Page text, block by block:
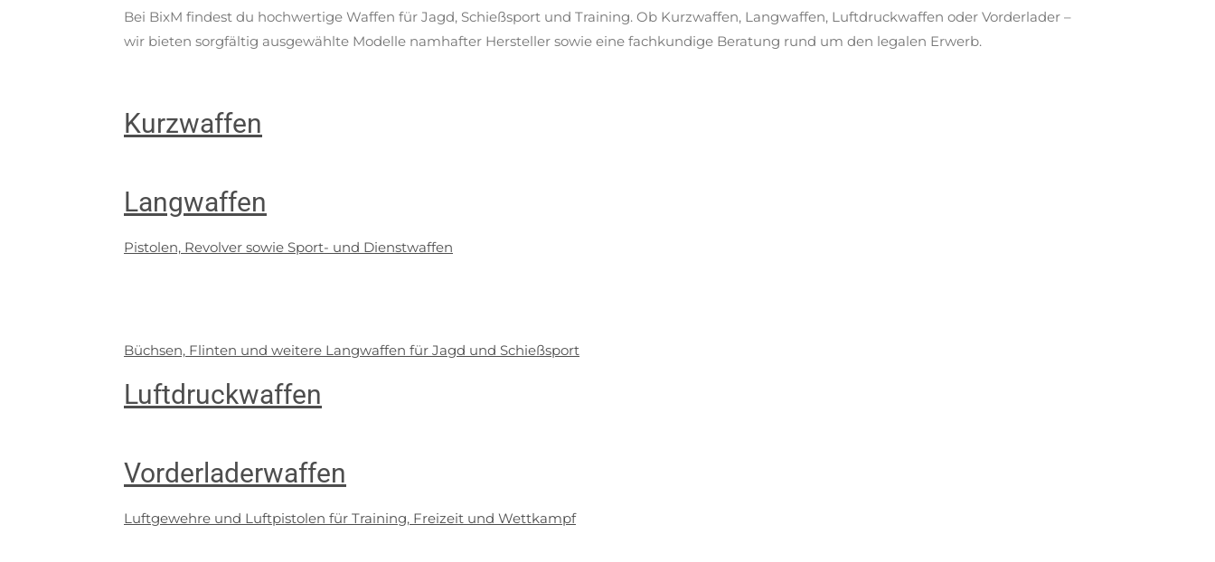
Bei BixM findest du hochwertige Waffen für Jagd, Schießsport und Training. Ob Kurzwaffen, Langwaffen, Luftdruckwaffen oder Vorderlader –
wir bieten sorgfältig ausgewählte Modelle namhafter Hersteller sowie eine fachkundige Beratung rund um den legalen Erwerb.
Kurzwaffen
Langwaffen
Pistolen, Revolver sowie Sport- und Dienstwaffen
Büchsen, Flinten und weitere Langwaffen für Jagd und Schießsport
Luftdruckwaffen
Vorderladerwaffen
Luftgewehre und Luftpistolen für Training, Freizeit und Wettkampf